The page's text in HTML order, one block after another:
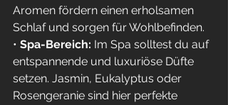
Aromen fördern einen erholsamen
Schlaf und sorgen für Wohlbefinden.
• Spa-Bereich: Im Spa solltest du auf
entspannende und luxuriöse Düfte
setzen. Jasmin, Eukalyptus oder
Rosengeranie sind hier perfekte